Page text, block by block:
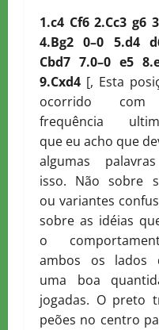
1.c4 Cf6 2.Cc3 g6
4.Bg2 0–0 5.d4
Cbd7 7.0–0 e5
9.Cxd4 [, Esta
ocorrido
frequência
que eu acho que
algumas
isso. Não sobre
ou variantes
sobre as idéias
o
ambos os lados
uma boa
jogadas. O preto
peões no centro